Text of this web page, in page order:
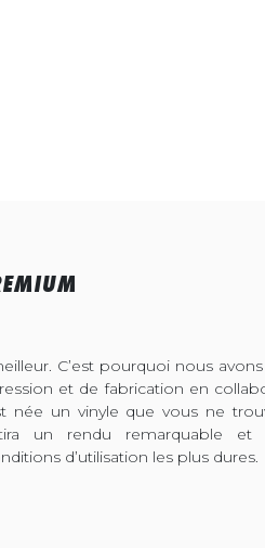
C’est pourquoi nous
et de fabrication en
née un vinyle que vous ne
un rendu remarquable et
d’utilisation les plus dures.